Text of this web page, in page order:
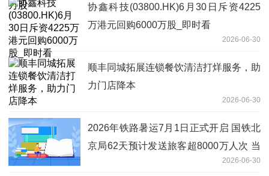
协鑫科技(03800.HK)6月30日斥资4225
万港元回购6000万股_即时看
2026-06-30
顺丰同城拓展连锁餐饮清洁打烊服务，助
力门店降本
2026-06-30
2026年铁路暑运7月1日正式开启 国铁北
京局62天预计发送旅客超8000万人次 当
2026-06-30